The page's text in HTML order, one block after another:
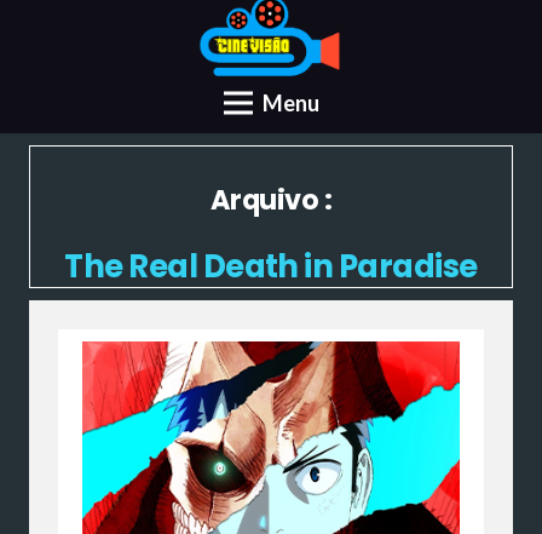
Menu
Arquivo :
The Real Death in Paradise